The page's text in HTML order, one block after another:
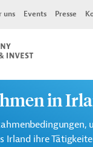
uns Events Presse
in
Irland ihre